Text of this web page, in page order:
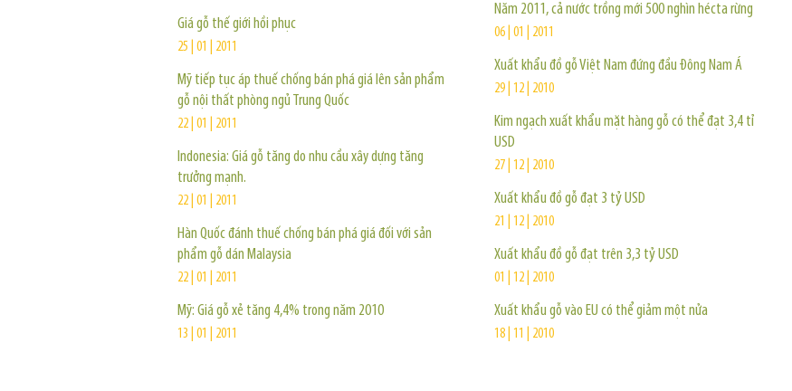
Giá gỗ thế giới hồi phục
25 | 01 | 2011
Mỹ tiếp tục áp thuế chống bán phá giá lên sản phẩm
gỗ nội thất phòng ngủ Trung Quốc
22 | 01 | 2011
Indonesia: Giá gỗ tăng do nhu cầu xây dựng tăng
trưởng mạnh.
22 | 01 | 2011
Hàn Quốc đánh thuế chống bán phá giá đối với sản
phẩm gỗ dán Malaysia
22 | 01 | 2011
Mỹ: Giá gỗ xẻ tăng 4,4% trong năm 2010
13 | 01 | 2011
Năm 2011, cả nước trồng mới 500 nghìn hécta rừng
06 | 01 | 2011
Xuất khẩu đồ gỗ Việt Nam đứng đầu Đông Nam Á
29 | 12 | 2010
Kim ngạch xuất khẩu mặt hàng gỗ có thể đạt 3,4 tỉ
USD
27 | 12 | 2010
Xuất khẩu đồ gỗ đạt 3 tỷ USD
21 | 12 | 2010
Xuất khẩu đồ gỗ đạt trên 3,3 tỷ USD
01 | 12 | 2010
Xuất khẩu gỗ vào EU có thể giảm một nửa
18 | 11 | 2010